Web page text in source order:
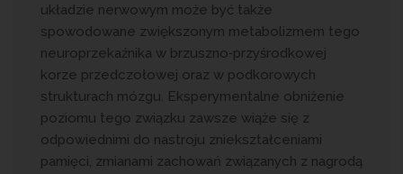
układzie nerwowym może być także
spowodowane zwiększonym metabolizmem tego
neuroprzekaźnika w brzuszno‑przyśrodkowej
korze przedczołowej oraz w podkorowych
strukturach mózgu. Eksperymentalne obniżenie
poziomu tego związku zawsze wiąże się z
odpowiednimi do nastroju zniekształceniami
pamięci, zmianami zachowań związanych z nagrodą